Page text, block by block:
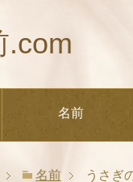
.com
名前
名前 うさぎ